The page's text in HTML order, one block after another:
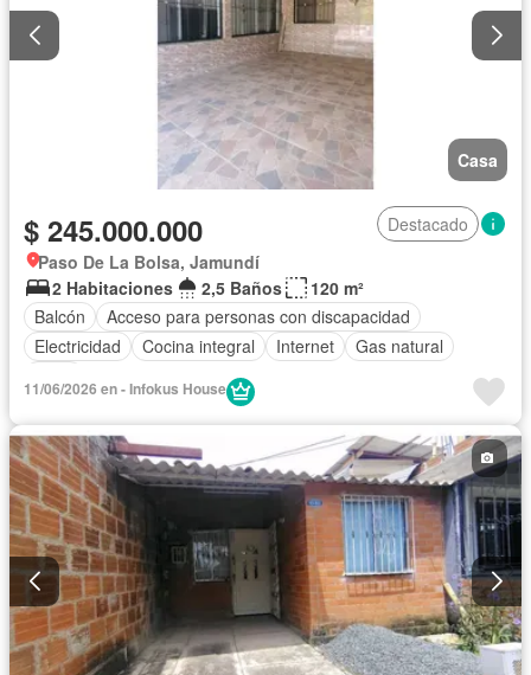
Casa
$ 245.000.000
Destacado
Paso De La Bolsa, Jamundí
2 Habitaciones
2,5 Baños
120 m²
Balcón
Acceso para personas con discapacidad
Electricidad
Cocina integral Internet
Gas natural
11/06/2026 en - Infokus House